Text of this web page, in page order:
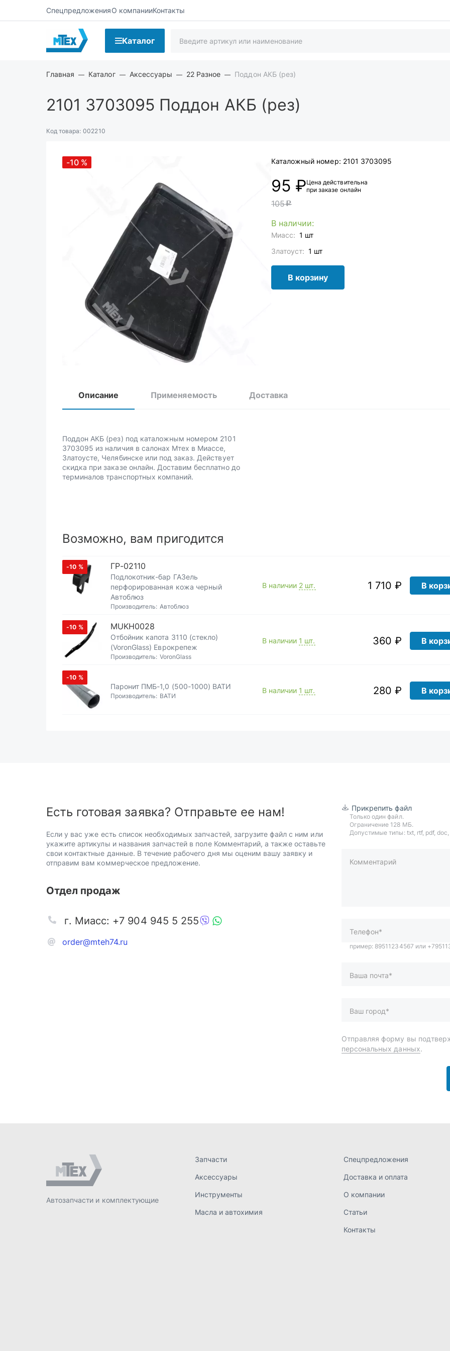
СпецпредложенияО компанииКонтакты
Каталог
Главная Каталог Аксессуары 22 Разное Поддон АКБ (рез)
2101 3703095 Поддон АКБ (рез)
Код товара: 002210
-10 % Каталожный номер: 2101 3703095
95 ₽Цена действительна
при заказе онлайн
105c
В наличии:
Миасс: 1 шт
Златоуст: 1 шт
В корзину
Описание Применяемость Доставка
Поддон АКБ (рез) под каталожным номером 2101
3703095 из наличия в салонах Мтех в Миассе,
Златоусте, Челябинске или под заказ. Действует
скидка при заказе онлайн. Доставим бесплатно до
терминалов транспортных компаний.
Возможно, вам пригодится
-10 % ГР-02110
Подлокотник-бар ГАЗель
перфорированная кожа черный
Автоблюз
Производитель: Автоблюз
В наличии 2 шт. 1 710 ₽ В
-10 % MUKH0028
Отбойник капота 3110 (стекло)
(VoronGlass) Еврокрепеж
Производитель: VoronGlass
В наличии 1 шт. 360 ₽ В
-10 %
Паронит ПМБ-1,0 (500-1000) ВАТИ
Производитель: ВАТИ
В наличии 1 шт. 280 ₽ В
Есть готовая заявка? Отправьте ее нам!
Если у вас уже есть список необходимых запчастей, загрузите файл с ним или
укажите артикулы и названия запчастей в поле Комментарий, а также оставьте
свои контактные данные. В течение рабочего дня мы оценим вашу заявку и
отправим вам коммерческое предложение.
Отдел продаж
order@mteh74.ru
г. Миасс: +7 904 945 5 255
Прикрепить файл
Только один файл.
Ограничение 128 МБ.
Допустимые типы: txt, rtf, pdf,
Комментарий
пример: 89511234567 или
Доставка и оплата